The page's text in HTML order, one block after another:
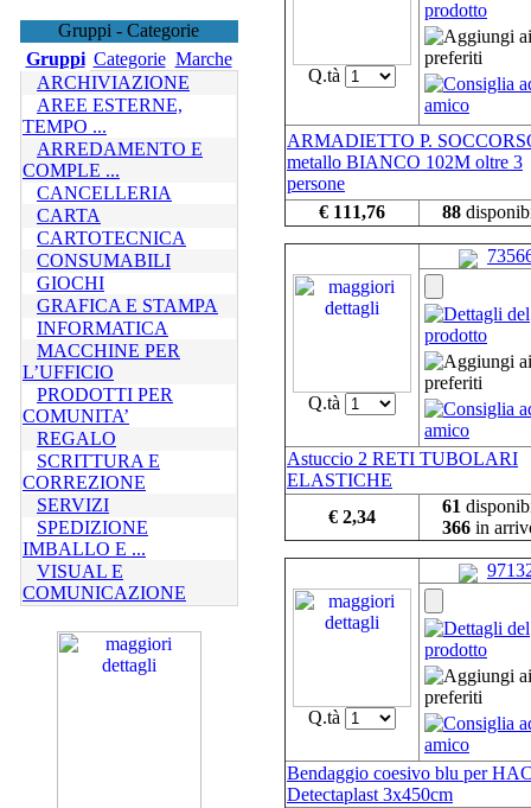
Gruppi - Categorie
Gruppi Categorie Marche
ARCHIVIAZIONE
AREE ESTERNE,
TEMPO ...
ARREDAMENTO E
COMPLE ...
CANCELLERIA
CARTA
CARTOTECNICA
CONSUMABILI
GIOCHI
GRAFICA E STAMPA
INFORMATICA
MACCHINE PER
L’UFFICIO
PRODOTTI PER
COMUNITA’
REGALO
SCRITTURA E
CORREZIONE
SERVIZI
SPEDIZIONE
IMBALLO E ...
VISUAL E
COMUNICAZIONE
Q.tà
ARMADIETTO P.
metallo BIANCO 102M oltre 3
persone
€ 111,76
88
Q.tà
Astuccio 2 RETI TUBOLARI
ELASTICHE
€ 2,34
61
366 in
Q.tà
Bendaggio coesivo blu per
Detectaplast 3x450cm